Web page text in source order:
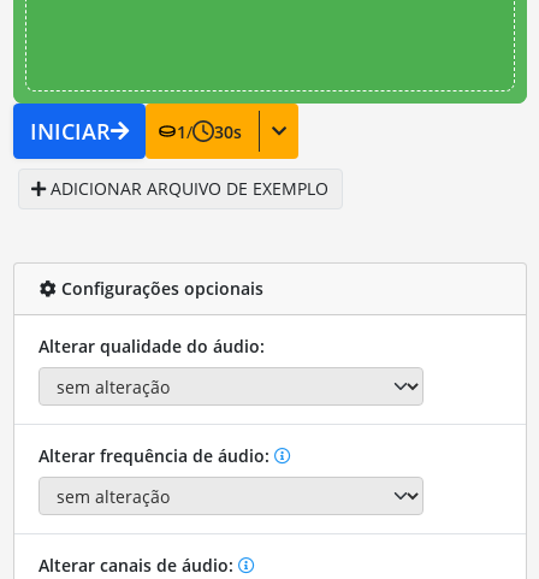
INICIAR 1/ 30s
ADICIONAR ARQUIVO DE EXEMPLO
Configurações opcionais
Alterar qualidade do áudio:
Alterar frequência de áudio:
Alterar canais de áudio: